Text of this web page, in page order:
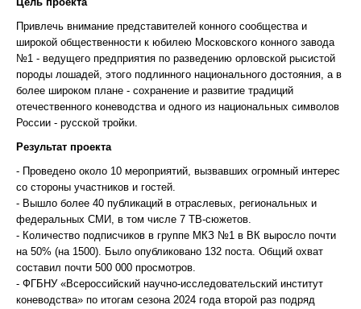
Привлечь внимание представителей конного сообщества и
широкой общественности к юбилею Московского конного завода
№1 - ведущего предприятия по разведению орловской рысистой
породы лошадей, этого подлинного национального достояния, а в
более широком плане - сохранение и развитие традиций
отечественного коневодства и одного из национальных символов
России - русской тройки.
Результат проекта
- Проведено около 10 мероприятий, вызвавших огромный интерес
со стороны участников и гостей.
- Вышло более 40 публикаций в отраслевых, региональных и
федеральных СМИ, в том числе 7 ТВ-сюжетов.
- Количество подписчиков в группе МКЗ №1 в ВК выросло почти
на 50% (на 1500). Было опубликовано 132 поста. Общий охват
составил почти 500 000 просмотров.
- ФГБНУ «Всероссийский научно-исследовательский институт
коневодства» по итогам сезона 2024 года второй раз подряд